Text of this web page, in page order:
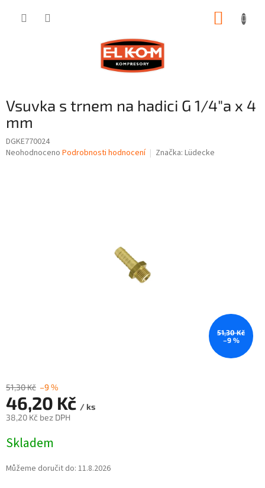
Vsuvka s trnem na hadici G 1/4"a x 4
mm
DGKE770024
Průměrné
Neohodnoceno Podrobnosti hodnocení Značka: Lüdecke
51,30 Kč
–9 %
51,30 Kč –9 %
46,20 Kč / ks
38,20 Kč bez DPH
cena:
Skladem
Můžeme doručit do: 11.8.2026